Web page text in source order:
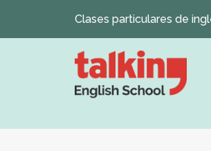
Clases particulares de